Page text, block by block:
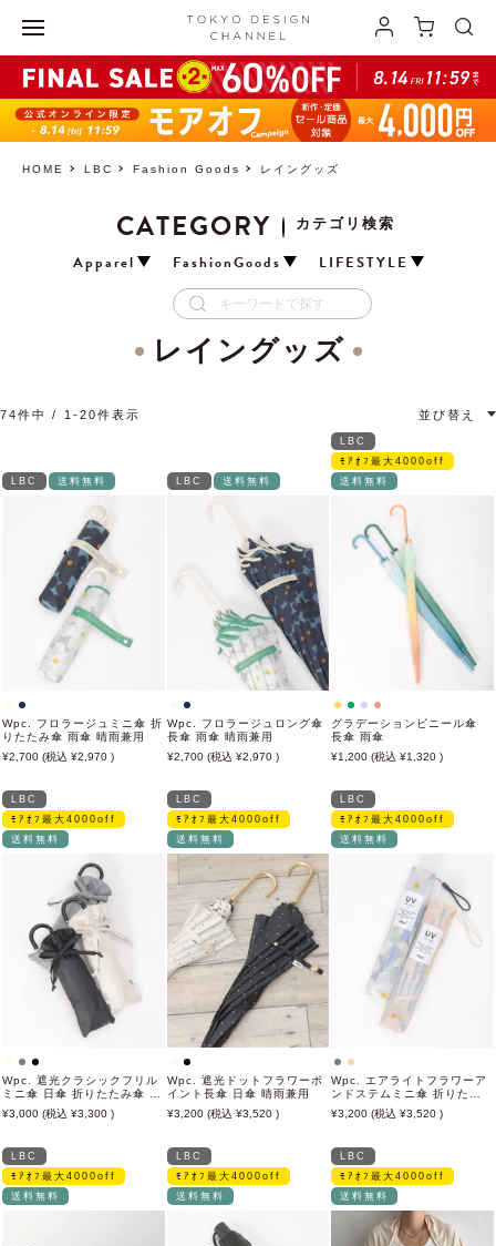
HOME LBC Fashion Goods レイングッズ
CATEGORY
カテゴリ検索
Apparel
FashionGoods LIFESTYLE
レイングッズ
並び替え
74件中 1 -20件表示
LBC 送料無料
Wpc. フロラージュミニ傘 折
りたたみ傘 雨傘 晴雨兼用
2,700
2,970
LBC 送料無料
Wpc. フロラージュロング傘
長傘 雨傘 晴雨兼用
2,700
2,970
LBC
ﾓｱｵﾌ最大4000off
送料無料
グラデーションビニール傘
長傘 雨傘
1,200
1,320
LBC
ﾓｱｵﾌ最大4000off
送料無料
Wpc. 遮光クラシックフリル
ミニ傘 日傘 折りたたみ傘 晴
雨兼用
3,000 3,300
LBC
ﾓｱｵﾌ最大4000off
送料無料
Wpc. 遮光ドットフラワーポ
イント長傘 日傘 晴雨兼用
3,200
3,520
LBC
ﾓｱｵﾌ最大4000off
送料無料
Wpc. エアライトフラワーア
ンドステムミニ傘 折りたた
み傘 晴雨兼用
3,200 3,520
LBC
ﾓｱｵﾌ最大4000off
送料無料
LBC
ﾓｱｵﾌ最大4000off
送料無料
LBC
ﾓｱｵﾌ最大4000off
送料無料